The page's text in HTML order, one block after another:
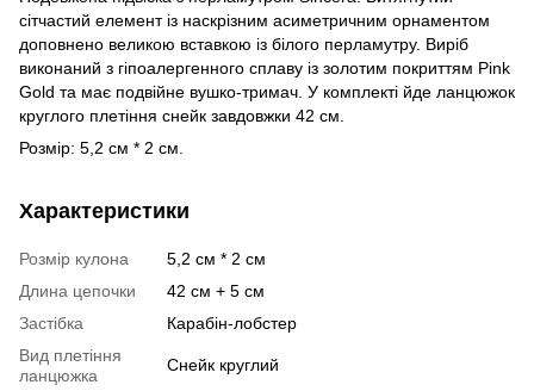
сітчастий елемент із наскрізним асиметричним орнаментом
доповнено великою вставкою із білого перламутру. Виріб
виконаний з гіпоалергенного сплаву із золотим покриттям Pink
Gold та має подвійне вушко-тримач. У комплекті йде ланцюжок
круглого плетіння снейк завдовжки 42 см.
Розмір: 5,2 см * 2 см.
Характеристики
Розмір кулона
5,2 см * 2 см
Длина цепочки
42 см + 5 см
Застібка
Карабін-лобстер
Вид плетіння
ланцюжка
Снейк круглий